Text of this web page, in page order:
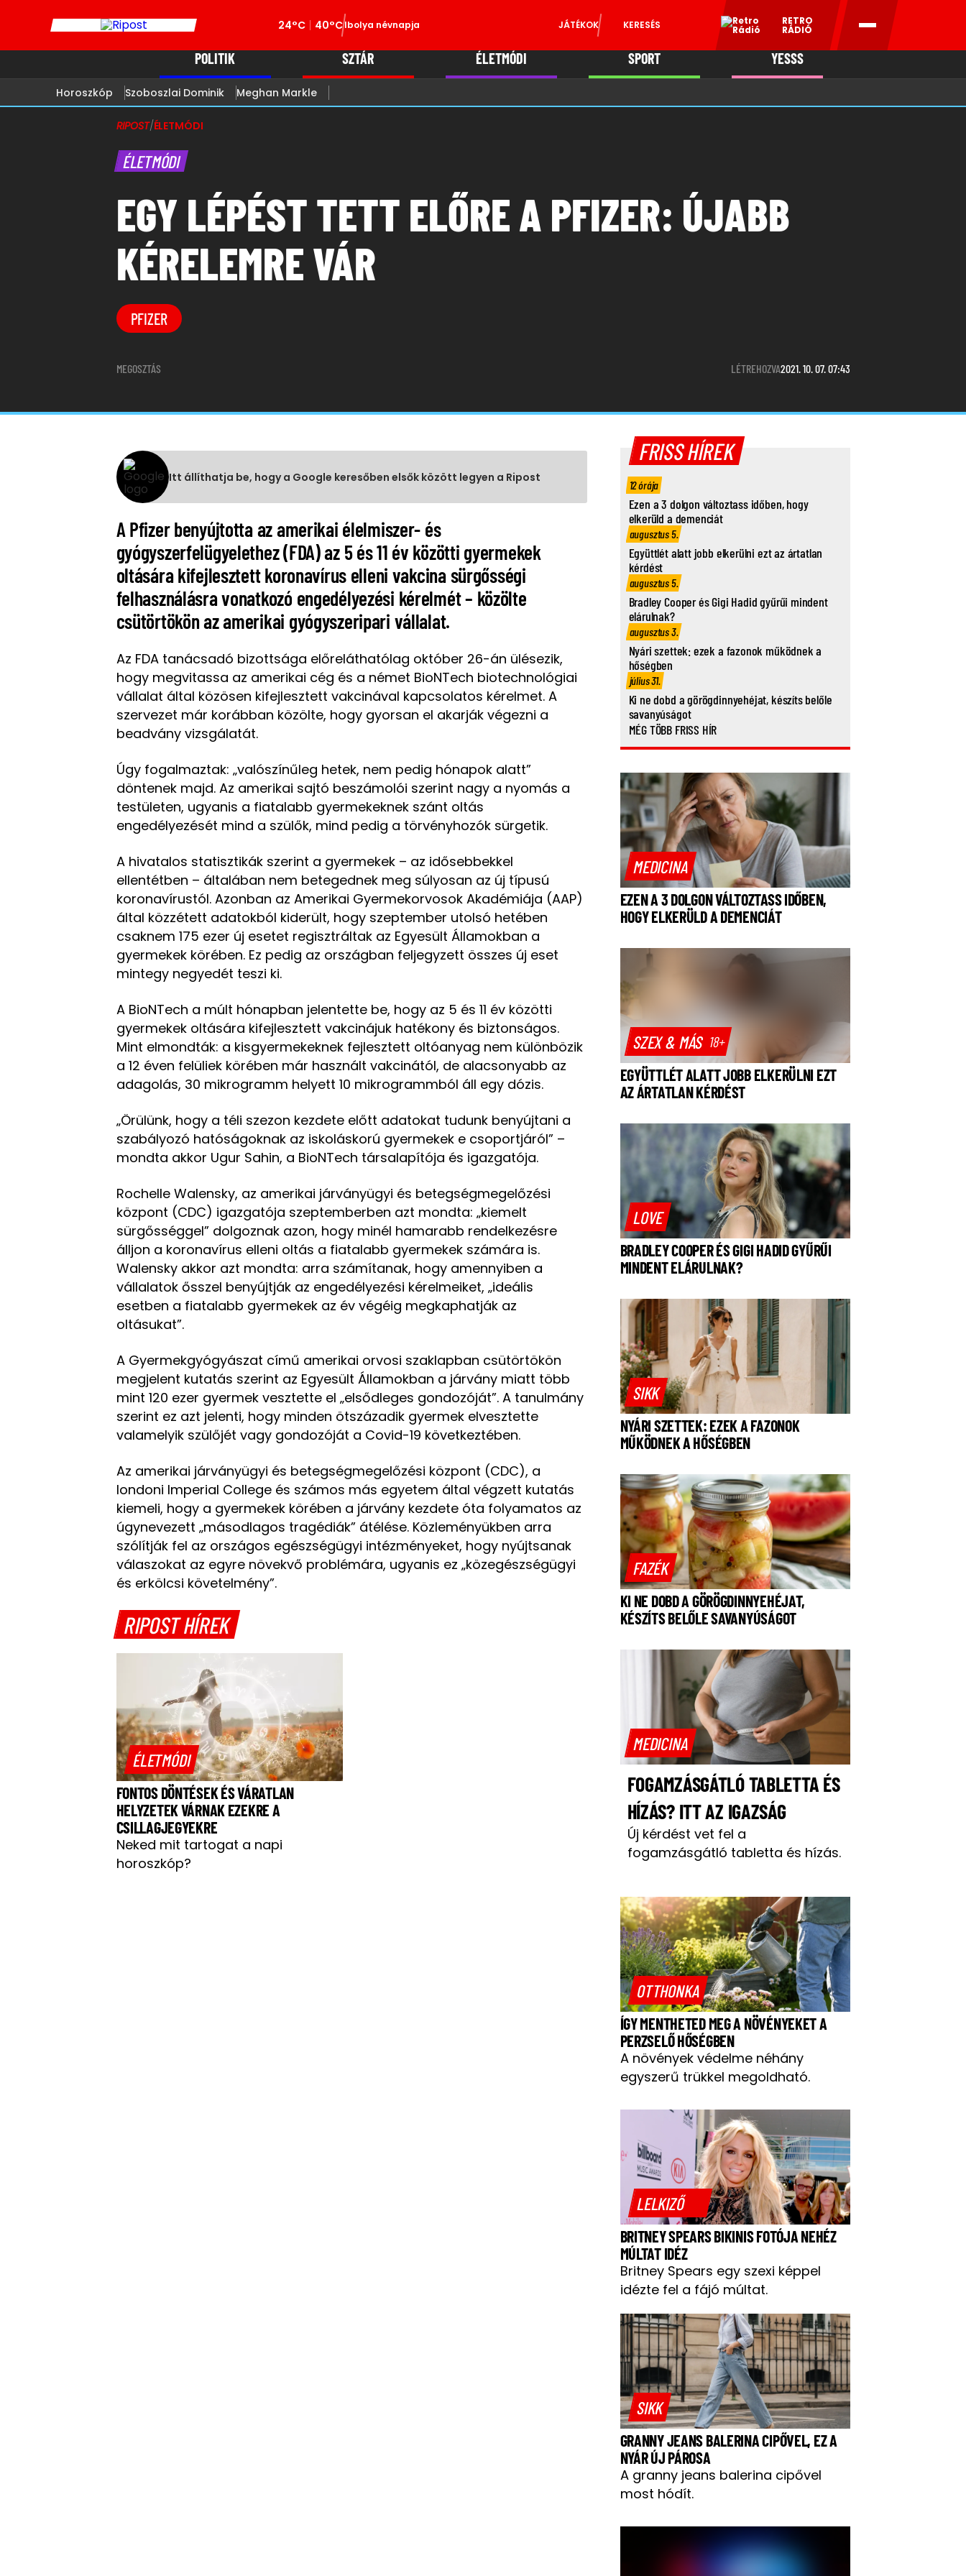
24°C 40°CIbolya névnapja JÁTÉKOK KERESÉS RETRO
RÁDIÓ
POLITIK SZTÁR ÉLETMÓDI SPORT YESSS
Horoszkóp Szoboszlai Dominik Meghan Markle
RIPOST/ÉLETMÓDI
ÉLETMÓDI
EGY LÉPÉST TETT ELŐRE A PFIZER: ÚJABB
KÉRELEMRE VÁR
PFIZER
MEGOSZTÁS LÉTREHOZVA2021. 10. 07. 07:43
Itt állíthatja be, hogy a Google keresőben elsők között legyen a Ripost
A Pfizer benyújtotta az amerikai élelmiszer- és
gyógyszerfelügyelethez (FDA) az 5 és 11 év közötti gyermekek
oltására kifejlesztett koronavírus elleni vakcina sürgősségi
felhasználásra vonatkozó engedélyezési kérelmét – közölte
csütörtökön az amerikai gyógyszeripari vállalat.
Az FDA tanácsadó bizottsága előreláthatólag október 26-án ülésezik,
hogy megvitassa az amerikai cég és a német BioNTech biotechnológiai
vállalat által közösen kifejlesztett vakcinával kapcsolatos kérelmet. A
szervezet már korábban közölte, hogy gyorsan el akarják végezni a
beadvány vizsgálatát.
Úgy fogalmaztak: „valószínűleg hetek, nem pedig hónapok alatt”
döntenek majd. Az amerikai sajtó beszámolói szerint nagy a nyomás a
testületen, ugyanis a fiatalabb gyermekeknek szánt oltás
engedélyezését mind a szülők, mind pedig a törvényhozók sürgetik.
A hivatalos statisztikák szerint a gyermekek – az idősebbekkel
ellentétben – általában nem betegednek meg súlyosan az új típusú
koronavírustól. Azonban az Amerikai Gyermekorvosok Akadémiája (AAP)
által közzétett adatokból kiderült, hogy szeptember utolsó hetében
csaknem 175 ezer új esetet regisztráltak az Egyesült Államokban a
gyermekek körében. Ez pedig az országban feljegyzett összes új eset
mintegy negyedét teszi ki.
A BioNTech a múlt hónapban jelentette be, hogy az 5 és 11 év közötti
gyermekek oltására kifejlesztett vakcinájuk hatékony és biztonságos.
Mint elmondták: a kisgyermekeknek fejlesztett oltóanyag nem különbözik
a 12 éven felüliek körében már használt vakcinától, de alacsonyabb az
adagolás, 30 mikrogramm helyett 10 mikrogrammból áll egy dózis.
„Örülünk, hogy a téli szezon kezdete előtt adatokat tudunk benyújtani a
szabályozó hatóságoknak az iskoláskorú gyermekek e csoportjáról” –
mondta akkor Ugur Sahin, a BioNTech társalapítója és igazgatója.
Rochelle Walensky, az amerikai járványügyi és betegségmegelőzési
központ (CDC) igazgatója szeptemberben azt mondta: „kiemelt
sürgősséggel” dolgoznak azon, hogy minél hamarabb rendelkezésre
álljon a koronavírus elleni oltás a fiatalabb gyermekek számára is.
Walensky akkor azt mondta: arra számítanak, hogy amennyiben a
vállalatok ősszel benyújtják az engedélyezési kérelmeiket, „ideális
esetben a fiatalabb gyermekek az év végéig megkaphatják az
oltásukat”.
A Gyermekgyógyászat című amerikai orvosi szaklapban csütörtökön
megjelent kutatás szerint az Egyesült Államokban a járvány miatt több
mint 120 ezer gyermek vesztette el „elsődleges gondozóját”. A tanulmány
szerint ez azt jelenti, hogy minden ötszázadik gyermek elvesztette
valamelyik szülőjét vagy gondozóját a Covid-19 következtében.
Az amerikai járványügyi és betegségmegelőzési központ (CDC), a
londoni Imperial College és számos más egyetem által végzett kutatás
kiemeli, hogy a gyermekek körében a járvány kezdete óta folyamatos az
úgynevezett „másodlagos tragédiák” átélése. Közleményükben arra
szólítják fel az országos egészségügyi intézményeket, hogy nyújtsanak
válaszokat az egyre növekvő problémára, ugyanis ez „közegészségügyi
és erkölcsi követelmény”.
RIPOST HÍREK
ÉLETMÓDI
FONTOS DÖNTÉSEK ÉS VÁRATLAN
HELYZETEK VÁRNAK EZEKRE A
CSILLAGJEGYEKRE
Neked mit tartogat a napi
horoszkóp?
FRISS HÍREK
12 órája
Ezen a 3 dolgon változtass időben, hogy
elkerüld a demenciát
augusztus 5.
Együttlét alatt jobb elkerülni ezt az ártatlan
kérdést
augusztus 5.
Bradley Cooper és Gigi Hadid gyűrűi mindent
elárulnak?
augusztus 3.
Nyári szettek: ezek a fazonok működnek a
hőségben
július 31.
Ki ne dobd a görögdinnyehéjat, készíts belőle
savanyúságot
MÉG TÖBB FRISS HÍR
MEDICINA
EZEN A 3 DOLGON VÁLTOZTASS IDŐBEN,
HOGY ELKERÜLD A DEMENCIÁT
SZEX & MÁS 18+
EGYÜTTLÉT ALATT JOBB ELKERÜLNI EZT
AZ ÁRTATLAN KÉRDÉST
LOVE
BRADLEY COOPER ÉS GIGI HADID GYŰRŰI
MINDENT ELÁRULNAK?
SIKK
NYÁRI SZETTEK: EZEK A FAZONOK
MŰKÖDNEK A HŐSÉGBEN
FAZÉK
KI NE DOBD A GÖRÖGDINNYEHÉJAT,
KÉSZÍTS BELŐLE SAVANYÚSÁGOT
MEDICINA
FOGAMZÁSGÁTLÓ TABLETTA ÉS
HÍZÁS? ITT AZ IGAZSÁG
Új kérdést vet fel a
fogamzásgátló tabletta és hízás.
OTTHONKA
ÍGY MENTHETED MEG A NÖVÉNYEKET A
PERZSELŐ HŐSÉGBEN
A növények védelme néhány
egyszerű trükkel megoldható.
LELKIZŐ
BRITNEY SPEARS BIKINIS FOTÓJA NEHÉZ
MÚLTAT IDÉZ
Britney Spears egy szexi képpel
idézte fel a fájó múltat.
SIKK
GRANNY JEANS BALERINA CIPŐVEL, EZ A
NYÁR ÚJ PÁROSA
A granny jeans balerina cipővel
most hódít.